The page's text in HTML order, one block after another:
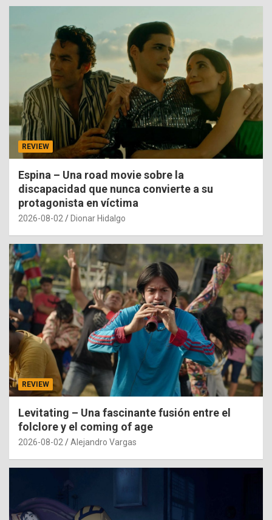
REVIEW
Espina – Una road movie sobre la
discapacidad que nunca convierte a su
protagonista en víctima
2026-08-02 Dionar Hidalgo
REVIEW
Levitating – Una fascinante fusión entre el
folclore y el coming of age
2026-08-02 Alejandro Vargas